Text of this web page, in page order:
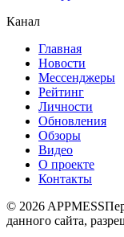
Канал
Главная
Новости
Мессенджеры
Рейтинг
Личности
Обновления
Обзоры
Видео
О проекте
Контакты
© 2026 APPMESS
данного сайта,